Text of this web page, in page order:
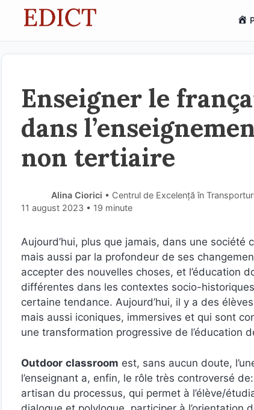
Enseigner le
dans
non tertiaire
Alina Ciorici • Centrul de Excelență în
11 august 2023 • 19 minute
Aujourd’hui, plus que jamais, dans une
mais aussi par la profondeur de ses
accepter des nouvelles choses, et l’éducation
différentes dans les contextes socio-
certaine tendance. Aujourd’hui, il y a des
mais aussi iconiques, immersives et qui sont
une transformation progressive de l’éducation
Outdoor classroom est, sans aucun doute,
l’enseignant a, enfin, le rôle très controversé
artisan du processus, qui permet à l’élève/